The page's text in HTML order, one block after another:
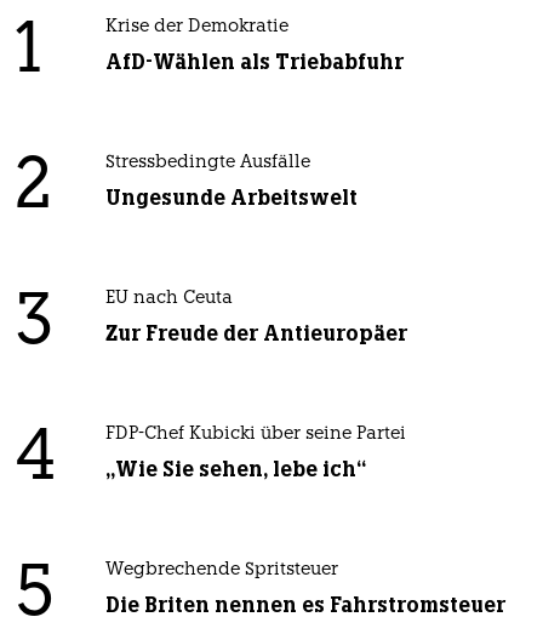
1 Krise der Demokratie
AfD-Wählen als Triebabfuhr
2 Stressbedingte Ausfälle
Ungesunde Arbeitswelt
3 EU nach Ceuta
Zur Freude der Antieuropäer
4 FDP-Chef Kubicki über seine Partei
„Wie Sie sehen, lebe ich“
5 Wegbrechende Spritsteuer
Die Briten nennen es Fahrstromsteuer